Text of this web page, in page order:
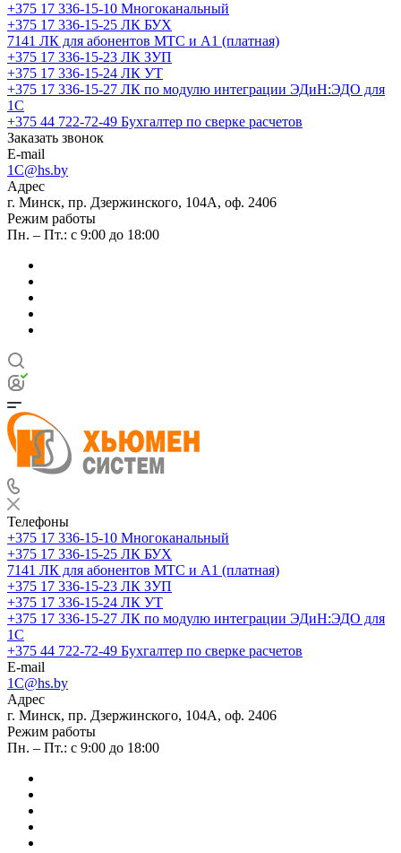
+375 17 336-15-10 Многоканальный
+375 17 336-15-25 ЛК БУХ
7141 ЛК для абонентов МТС и А1 (платная)
+375 17 336-15-23 ЛК ЗУП
+375 17 336-15-24 ЛК УТ
+375 17 336-15-27 ЛК по модулю интеграции ЭДиН:ЭДО для
1С
+375 44 722-72-49 Бухгалтер по сверке расчетов
Заказать звонок
E-mail
1C@hs.by
Адрес
г. Минск, пр. Дзержинского, 104А, оф. 2406
Режим работы
Пн. – Пт.: с 9:00 до 18:00
Телефоны
+375 17 336-15-10 Многоканальный
+375 17 336-15-25 ЛК БУХ
7141 ЛК для абонентов МТС и А1 (платная)
+375 17 336-15-23 ЛК ЗУП
+375 17 336-15-24 ЛК УТ
+375 17 336-15-27 ЛК по модулю интеграции ЭДиН:ЭДО для
1С
+375 44 722-72-49 Бухгалтер по сверке расчетов
E-mail
1C@hs.by
Адрес
г. Минск, пр. Дзержинского, 104А, оф. 2406
Режим работы
Пн. – Пт.: с 9:00 до 18:00